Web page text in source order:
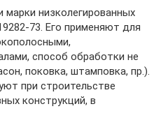
низколегированных
73. Его применяют для
способ обработки не
поковка, штамповка, пр.).
при строительстве
конструкций, в